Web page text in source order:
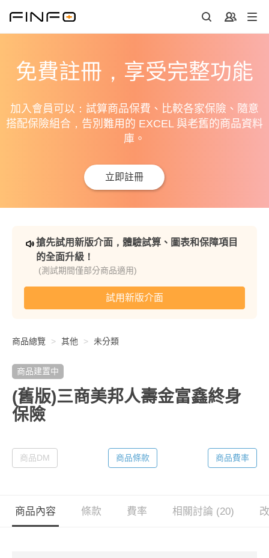
免費註冊，享受完整功能
加入會員可以：試算商品保費、比較各家保險、隨意
搭配保險組合，告別難用的 EXCEL 與老舊的商品資料
庫。
立即註冊
搶先試用新版介面，體驗試算、圖表和保障項目
的全面升級！
(測試期間僅部分商品適用)
試用新版介面
商品總覽 其他 未分類
商品建置中
(舊版)三商美邦人壽金富鑫終身
保險
商品DM 商品條款 商品費率
商品內容 條款 費率 相關討論 (20)